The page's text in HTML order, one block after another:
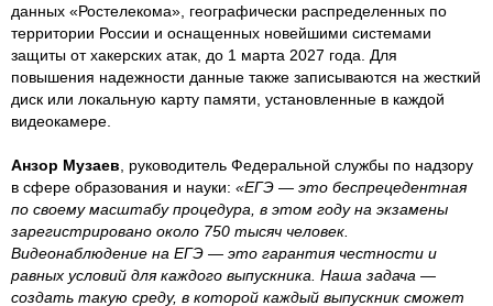
данных «Ростелекома», географически распределенных по
территории России и оснащенных новейшими системами
защиты от хакерских атак, до 1 марта 2027 года. Для
повышения надежности данные также записываются на жесткий
диск или локальную карту памяти, установленные в каждой
видеокамере.
Анзор Музаев , руководитель Федеральной службы по надзору
в сфере образования и науки: «ЕГЭ — это беспрецедентная
по своему масштабу процедура, в этом году на экзамены
зарегистрировано около 750 тысяч человек.
Видеонаблюдение на ЕГЭ — это гарантия честности и
равных условий для каждого выпускника. Наша задача —
создать такую среду, в которой каждый выпускник сможет